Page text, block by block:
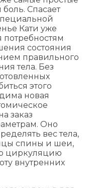
Спасает
Кати уже
состояния
правильного
тела. Без
этого
новая
заказ
Оно
вес тела,
спины и шеи,
циркуляцию
внутренних